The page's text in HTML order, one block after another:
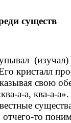
существ
кристалл
свою
а-а, ква-а-
то